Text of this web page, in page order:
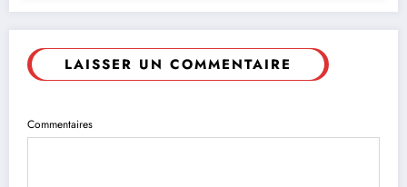
LAISSER UN COMMENTAIRE
Commentaires